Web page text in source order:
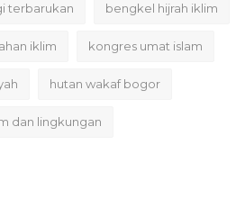
terbarukan bengkel hijrah iklim
iklim kongres umat islam
hutan wakaf bogor
dan lingkungan